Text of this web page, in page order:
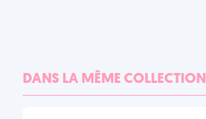
DANS LA MÊME COLLECTION